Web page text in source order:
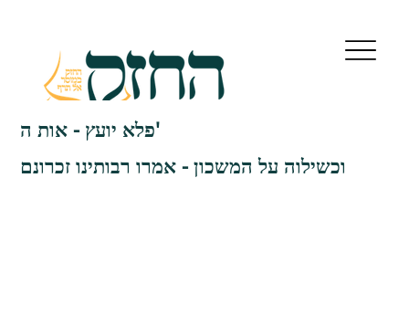
פלא יועץ - אות ה'
וכשילוה על המשכון - אמרו רבותינו זכרונם